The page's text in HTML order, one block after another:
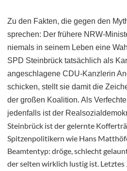
Zu den Fakten, die gegen den
sprechen: Der frühere NRW-
niemals in seinem Leben eine
SPD Steinbrück tatsächlich als
angeschlagene CDU-Kanzlerin
schicken, stellt sie damit die
der großen Koalition. Als
jedenfalls ist der
Steinbrück ist der gelernte
Spitzenpolitikern wie Hans
Beamtentyp: dröge, schlecht
der selten wirklich lustig ist.